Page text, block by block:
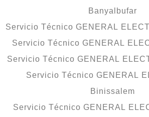
Banyalbufar
Servicio Técnico GENERAL
Servicio Técnico GENERAL
Servicio Técnico GENERAL
Servicio Técnico GENERAL
Binissalem
Servicio Técnico GENERAL